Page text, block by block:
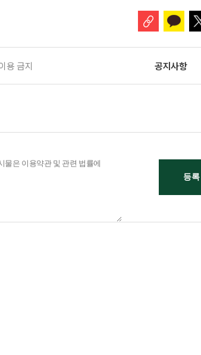
용 금지 공지사항